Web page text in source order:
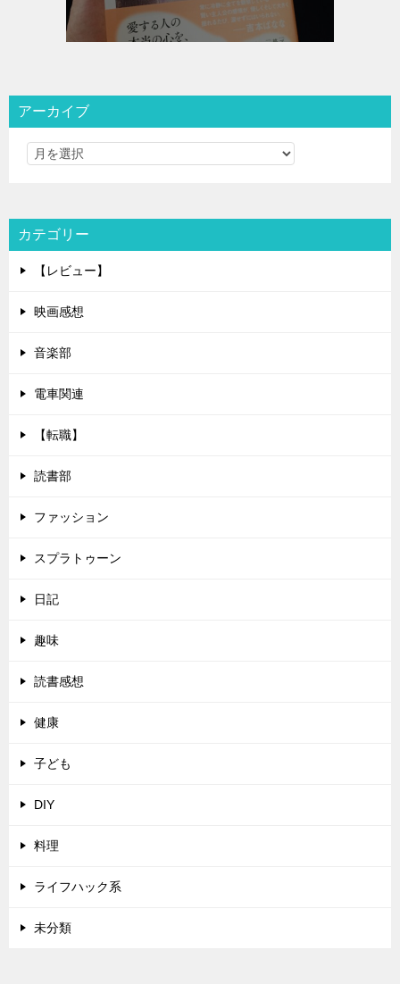
アーカイブ
カテゴリー
【レビュー】
映画感想
音楽部
電車関連
【転職】
読書部
ファッション
スプラトゥーン
日記
趣味
読書感想
健康
子ども
DIY
料理
ライフハック系
未分類